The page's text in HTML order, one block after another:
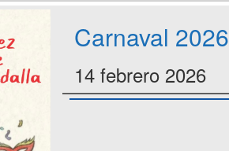
Carnaval 2026
14 febrero 2026